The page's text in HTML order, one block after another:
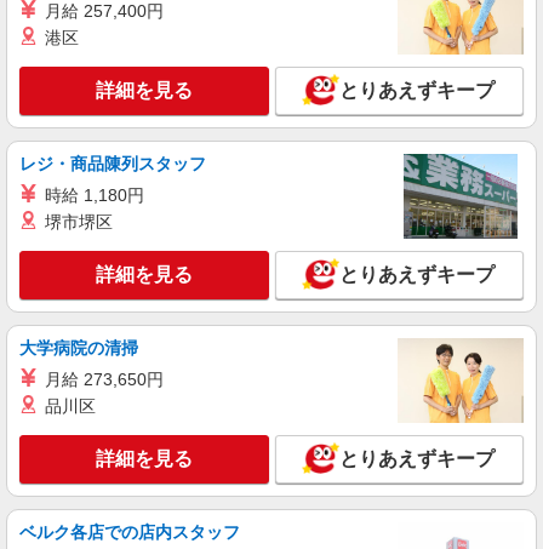
月給 257,400円
港区
詳細を見る とりあえずキープ
レジ・商品陳列スタッフ
時給 1,180円
堺市堺区
詳細を見る とりあえずキープ
大学病院の清掃
月給 273,650円
品川区
詳細を見る とりあえずキープ
ベルク各店での店内スタッフ